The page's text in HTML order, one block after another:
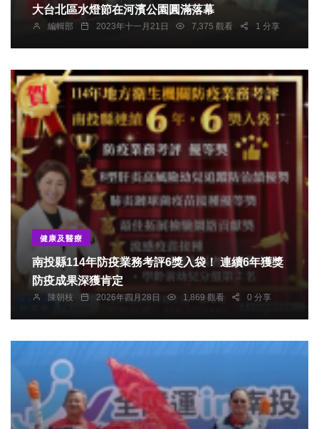
大台北區水燈節在河濱公園圓滿落幕
編輯部 2023年十一月21日 7,375 觀看 1 分享
健康及醫療
南投縣114年防疫業務考評6獎入袋！ 連續6年獲獎
防疫成果深獲肯定
陳朝枝 2026年四月28日 1,869 觀看 0 分享